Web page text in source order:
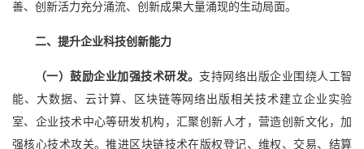
善、创新活力充分涌流、创新成果大量涌现的生动局面。
二、提升企业科技创新能力
（一）鼓励企业加强技术研发。 支持网络出版企业围绕人工智
能、大数据、云计算、区块链等网络出版相关技术建立企业实验
室、企业技术中心等研发机构，汇聚创新人才，营造创新文化，加
强核心技术攻关。推进区块链技术在版权登记、维权、交易、结算